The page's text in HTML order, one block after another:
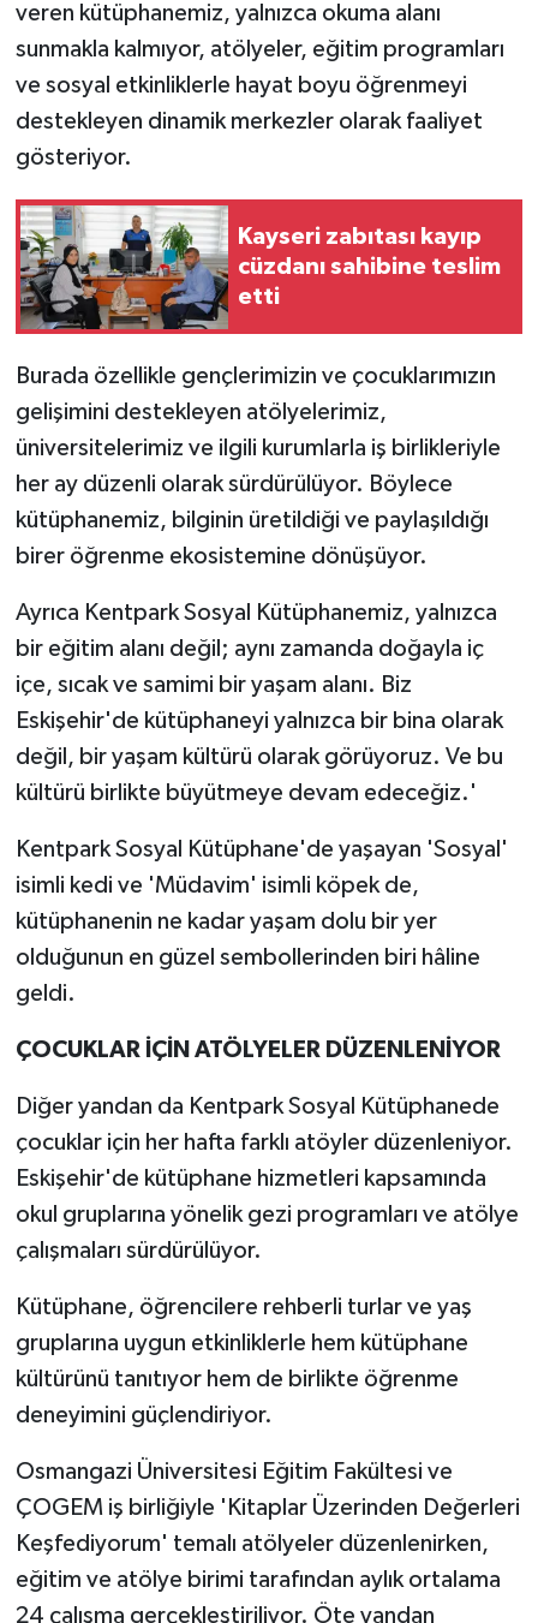
veren kütüphanemiz, yalnızca okuma alanı
sunmakla kalmıyor, atölyeler, eğitim programları
ve sosyal etkinliklerle hayat boyu öğrenmeyi
destekleyen dinamik merkezler olarak faaliyet
gösteriyor.
Kayseri zabıtası kayıp
cüzdanı sahibine teslim
etti
Burada özellikle gençlerimizin ve çocuklarımızın
gelişimini destekleyen atölyelerimiz,
üniversitelerimiz ve ilgili kurumlarla iş birlikleriyle
her ay düzenli olarak sürdürülüyor. Böylece
kütüphanemiz, bilginin üretildiği ve paylaşıldığı
birer öğrenme ekosistemine dönüşüyor.
Ayrıca Kentpark Sosyal Kütüphanemiz, yalnızca
bir eğitim alanı değil; aynı zamanda doğayla iç
içe, sıcak ve samimi bir yaşam alanı. Biz
Eskişehir'de kütüphaneyi yalnızca bir bina olarak
değil, bir yaşam kültürü olarak görüyoruz. Ve bu
kültürü birlikte büyütmeye devam edeceğiz.'
Kentpark Sosyal Kütüphane'de yaşayan 'Sosyal'
isimli kedi ve 'Müdavim' isimli köpek de,
kütüphanenin ne kadar yaşam dolu bir yer
olduğunun en güzel sembollerinden biri hâline
geldi.
ÇOCUKLAR İÇİN ATÖLYELER DÜZENLENİYOR
Diğer yandan da Kentpark Sosyal Kütüphanede
çocuklar için her hafta farklı atöyler düzenleniyor.
Eskişehir'de kütüphane hizmetleri kapsamında
okul gruplarına yönelik gezi programları ve atölye
çalışmaları sürdürülüyor.
Kütüphane, öğrencilere rehberli turlar ve yaş
gruplarına uygun etkinliklerle hem kütüphane
kültürünü tanıtıyor hem de birlikte öğrenme
deneyimini güçlendiriyor.
Osmangazi Üniversitesi Eğitim Fakültesi ve
ÇOGEM iş birliğiyle 'Kitaplar Üzerinden Değerleri
Keşfediyorum' temalı atölyeler düzenlenirken,
eğitim ve atölye birimi tarafından aylık ortalama
24 çalışma gerçekleştiriliyor. Öte yandan